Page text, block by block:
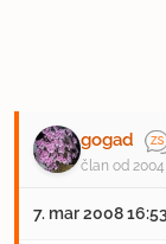
gogad
član od 2004
7. mar 2008 16:53